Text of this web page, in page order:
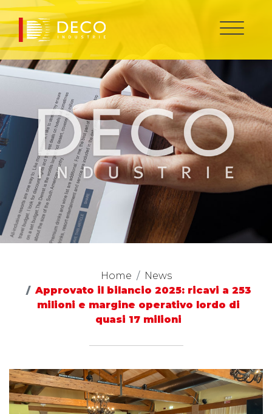
Home
News
Approvato il bilancio 2025: ricavi a 253
milioni e margine operativo lordo di
quasi 17 milioni